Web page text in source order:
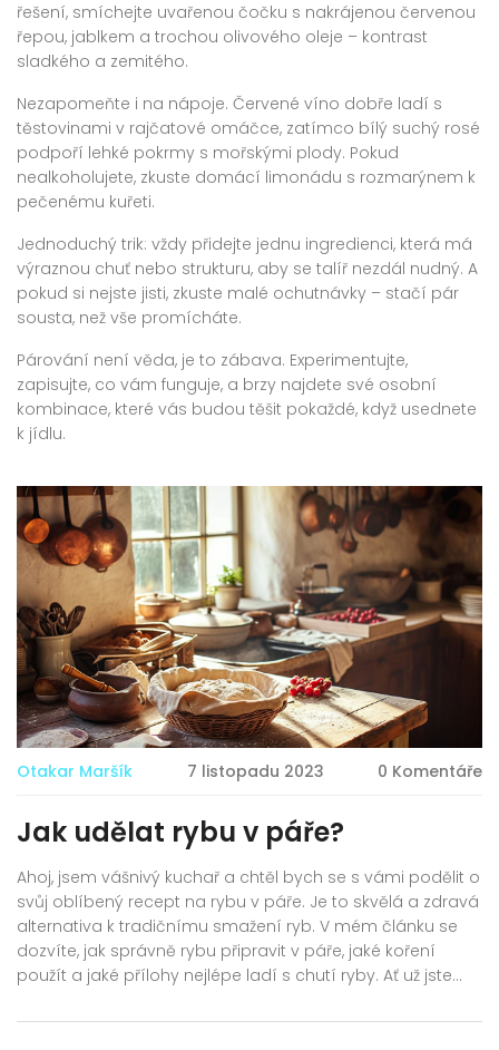
řešení, smíchejte uvařenou čočku s nakrájenou červenou
řepou, jablkem a trochou olivového oleje – kontrast
sladkého a zemitého.
Nezapomeňte i na nápoje. Červené víno dobře ladí s
těstovinami v rajčatové omáčce, zatímco bílý suchý rosé
podpoří lehké pokrmy s mořskými plody. Pokud
nealkoholujete, zkuste domácí limonádu s rozmarýnem k
pečenému kuřeti.
Jednoduchý trik: vždy přidejte jednu ingredienci, která má
výraznou chuť nebo strukturu, aby se talíř nezdál nudný. A
pokud si nejste jisti, zkuste malé ochutnávky – stačí pár
sousta, než vše promícháte.
Párování není věda, je to zábava. Experimentujte,
zapisujte, co vám funguje, a brzy najdete své osobní
kombinace, které vás budou těšit pokaždé, když usednete
k jídlu.
Otakar Maršík 7 listopadu 2023 0 Komentáře
Jak udělat rybu v páře?
Ahoj, jsem vášnivý kuchař a chtěl bych se s vámi podělit o
svůj oblíbený recept na rybu v páře. Je to skvělá a zdravá
alternativa k tradičnímu smažení ryb. V mém článku se
dozvíte, jak správně rybu připravit v páře, jaké koření
použít a jaké přílohy nejlépe ladí s chutí ryby. Ať už jste
vás bude bavit a vaše jídlo bude chutnat skvěle!